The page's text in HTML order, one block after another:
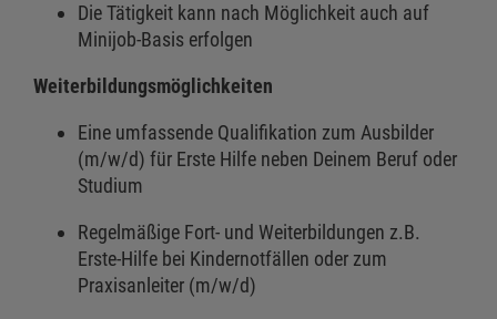
Die Tätigkeit kann nach Möglichkeit auch auf
Minijob-Basis erfolgen
Weiterbildungsmöglichkeiten
Eine umfassende Qualifikation zum Ausbilder
(m/w/d) für Erste Hilfe neben Deinem Beruf oder
Studium
Regelmäßige Fort- und Weiterbildungen z.B.
Erste-Hilfe bei Kindernotfällen oder zum
Praxisanleiter (m/w/d)